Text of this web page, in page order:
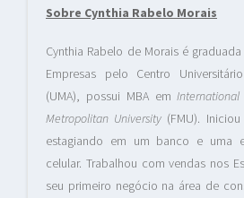
Sobre Cynthia Rabelo Morais
Cynthia Rabelo de Morais é
Empresas pelo Centro
(UMA), possui MBA emInternational
Metropolitan University (FMU).
estagiando em um banco e uma
celular. Trabalhou com vendas nos
seu primeiro negócio na área de